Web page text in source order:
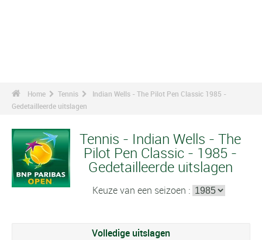
Home Tennis
Indian Wells - The Pilot Pen Classic 1985 -
Gedetailleerde uitslagen
Tennis - Indian Wells - The
Pilot Pen Classic - 1985 -
Gedetailleerde uitslagen
Keuze van een seizoen :
Volledige uitslagen